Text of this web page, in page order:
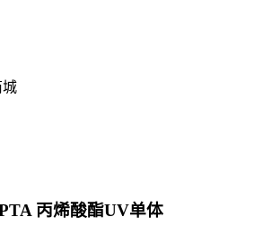
城
丙烯酸酯UV单体